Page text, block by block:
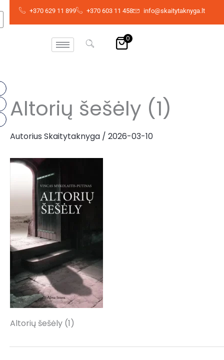
Pereiti
+370 629 11 899 +370 603 11 458 info@skaitytaknyga.lt
0
Altorių šešėly (1)
Autorius Skaitytaknyga / 2026-03-10
Altorių šešėly (1)